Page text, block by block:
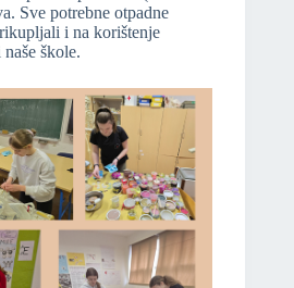
Sve potrebne otpadne
i na korištenje
škole.